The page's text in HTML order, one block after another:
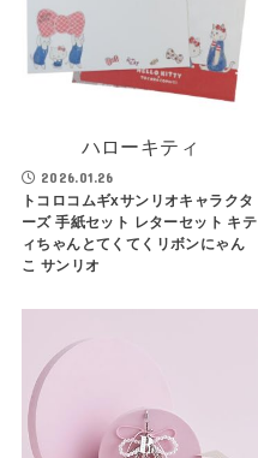
ハローキティ
2026.01.26
トコロコムギxサンリオキャラクタ
ーズ 手紙セット レターセット キテ
ィちゃんとてくてくリボンにゃん
こ サンリオ